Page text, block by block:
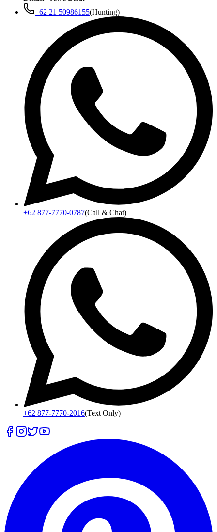
+62 21 50986155(Hunting)
+62 877-7770-0787(Call & Chat)
+62 877-7770-2016(Text Only)